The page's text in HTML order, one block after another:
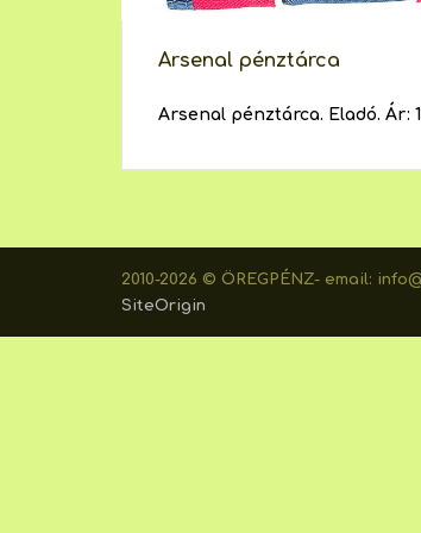
Arsenal pénztárca
Arsenal pénztárca. Eladó. Ár:
2010-2026 © ÖREGPÉNZ- email:
SiteOrigin